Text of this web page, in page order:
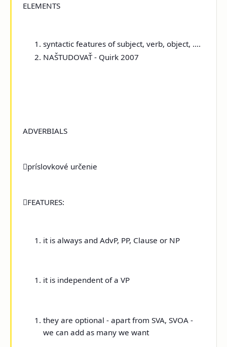
ELEMENTS
syntactic features of subject, verb, object, ….
NAŠTUDOVAŤ - Quirk 2007
ADVERBIALS
príslovkové určenie
FEATURES:
it is always and AdvP, PP, Clause or NP
it is independent of a VP
they are optional - apart from SVA, SVOA -
we can add as many we want